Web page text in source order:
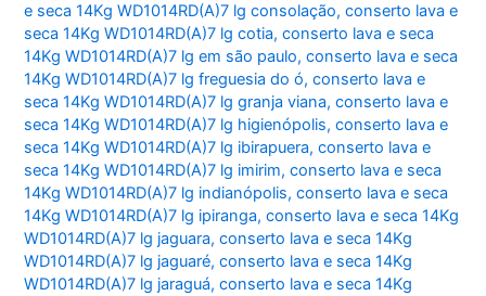
e seca 14Kg WD1014RD(A)7 lg consolação,conserto lava e
seca 14Kg WD1014RD(A)7 lg cotia,conserto lava e seca
14Kg WD1014RD(A)7 lg em são paulo,conserto lava e seca
14Kg WD1014RD(A)7 lg freguesia do ó,conserto lava e
seca 14Kg WD1014RD(A)7 lg granja viana,conserto lava e
seca 14Kg WD1014RD(A)7 lg higienópolis,conserto lava e
seca 14Kg WD1014RD(A)7 lg ibirapuera,conserto lava e
seca 14Kg WD1014RD(A)7 lg imirim,conserto lava e seca
14Kg WD1014RD(A)7 lg indianópolis,conserto lava e seca
14Kg WD1014RD(A)7 lg ipiranga,conserto lava e seca 14Kg
WD1014RD(A)7 lg jaguara,conserto lava e seca 14Kg
WD1014RD(A)7 lg jaguaré,conserto lava e seca 14Kg
WD1014RD(A)7 lg jaraguá,conserto lava e seca 14Kg